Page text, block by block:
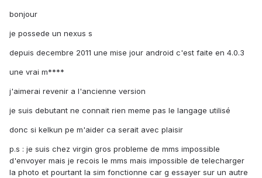
bonjour
je possede un nexus s
depuis decembre 2011 une mise jour android c'est faite en 4.0.3
une vrai m****
j'aimerai revenir a l'ancienne version
je suis debutant ne connait rien meme pas le langage utilisé
donc si kelkun pe m'aider ca serait avec plaisir
p.s : je suis chez virgin gros probleme de mms impossible
d'envoyer mais je recois le mms mais impossible de telecharger
la photo et pourtant la sim fonctionne car g essayer sur un autre